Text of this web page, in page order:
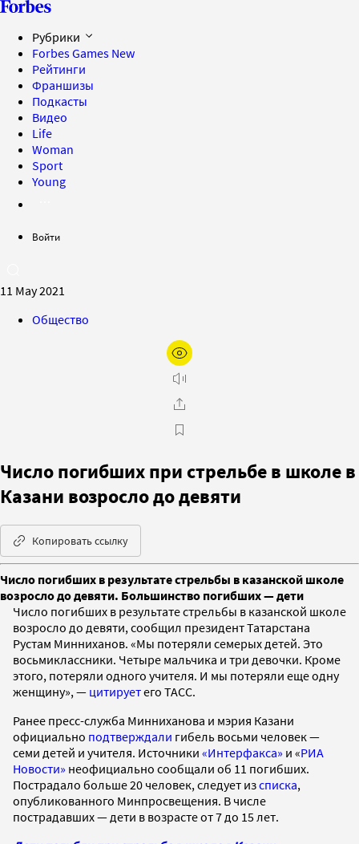
Рубрики
Forbes Games New
Рейтинги
Франшизы
Подкасты
Видео
Life
Woman
Sport
Young
Войти
11 May 2021
Общество
Число погибших при стрельбе в школе в
Казани возросло до девяти
Копировать ссылку
Число погибших в результате стрельбы в казанской школе
возросло до девяти. Большинство погибших — дети
Число погибших в результате стрельбы в казанской школе
возросло до девяти, сообщил президент Татарстана
Рустам Минниханов. «Мы потеряли семерых детей. Это
восьмиклассники. Четыре мальчика и три девочки. Кроме
этого, потеряли одного учителя. И мы потеряли еще одну
женщину», — цитируетего ТАСС.
Ранее пресс-служба Минниханова и мэрия Казани
официально подтверждали гибель восьми человек —
семи детей и учителя. Источники «Интерфакса» и «РИА
Новости» неофициально сообщали об 11 погибших.
Пострадало больше 20 человек, следует изсписка,
опубликованного Минпросвещения. В числе
пострадавших — дети в возрасте от 7 до 15 лет.